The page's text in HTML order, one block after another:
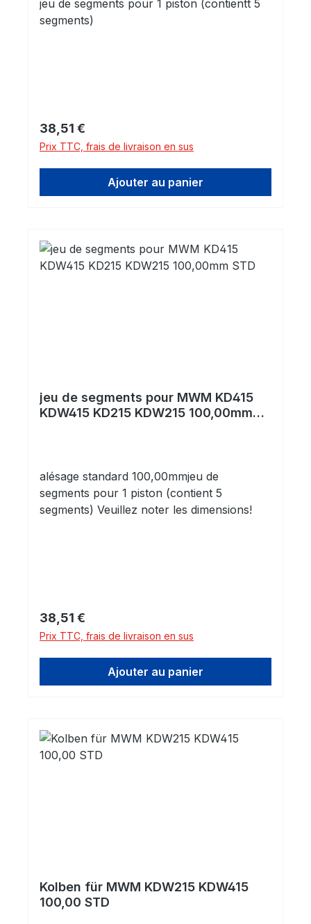
jeu de segments pour 1 piston (contientt 5
segments)
Prix régulier :
38,51 €
Prix TTC, frais de livraison en sus
Ajouter au panier
jeu de segments pour MWM KD415
KDW415 KD215 KDW215 100,00mm
alésage standard 100,00mmjeu de
segments pour 1 piston (contient 5
segments) Veuillez noter les dimensions!
Prix régulier :
38,51 €
Prix TTC, frais de livraison en sus
Ajouter au panier
Kolben für MWM KDW215 KDW415
100,00 STD